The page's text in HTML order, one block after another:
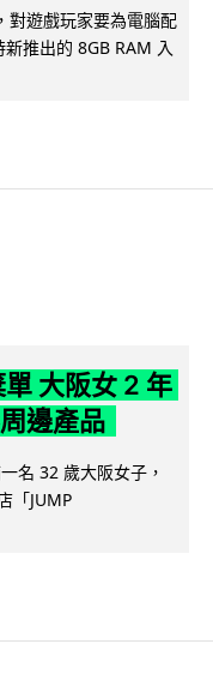
遊戲玩家要為電腦配
推出的 8GB RAM 入
大阪女 2 年
邊產品
名 32 歲大阪女子，
「JUMP